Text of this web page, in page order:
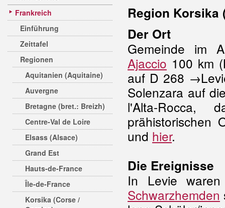
Frankreich
Einführung
Zeittafel
Regionen
Aquitanien (Aquitaine)
Auvergne
Bretagne (bret.: Breizh)
Centre-Val de Loire
Elsass (Alsace)
Grand Est
Hauts-de-France
Île-de-France
Korsika (Corse /
Region Korsika
Der Ort
Gemeinde im
Ajaccio 100 km
auf D 268
Solenzara auf
l'Alta-Rocca,
prähistorischen
und hier.
Die Ereignisse
In Levie
Schwarzhemden